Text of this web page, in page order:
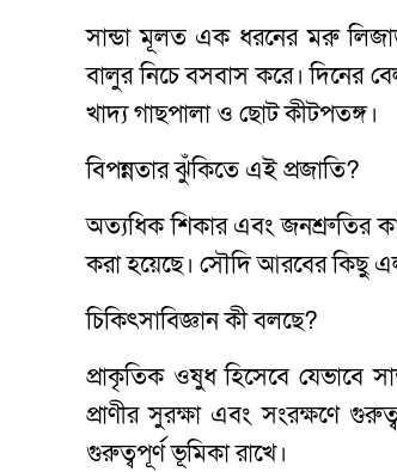
সান্ডা মূলত এক ধরনের মরু
বালুর নিচে বসবাস করে। দিনের
খাদ্য গাছপালা ও ছোট কীটপতঙ্গ।
বিপন্নতার ঝুঁকিতে এই প্রজাতি?
অত্যধিক শিকার এবং জনশ্রুতির
করা হয়েছে। সৌদি আরবের কিছু
চিকিৎসাবিজ্ঞান কী বলছে?
প্রাকৃতিক ওষুধ হিসেবে যেভাবে
প্রাণীর সুরক্ষা এবং সংরক্ষণে
গুরুত্বপূর্ণ ভূমিকা রাখে।